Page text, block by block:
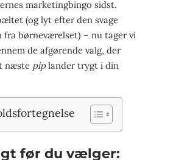
marketingbingo sidst.
(og lyt efter den svage
fra børneværelset) – nu tager vi
de afgørende valg, der
næste piplander trygt i din
før du vælger: